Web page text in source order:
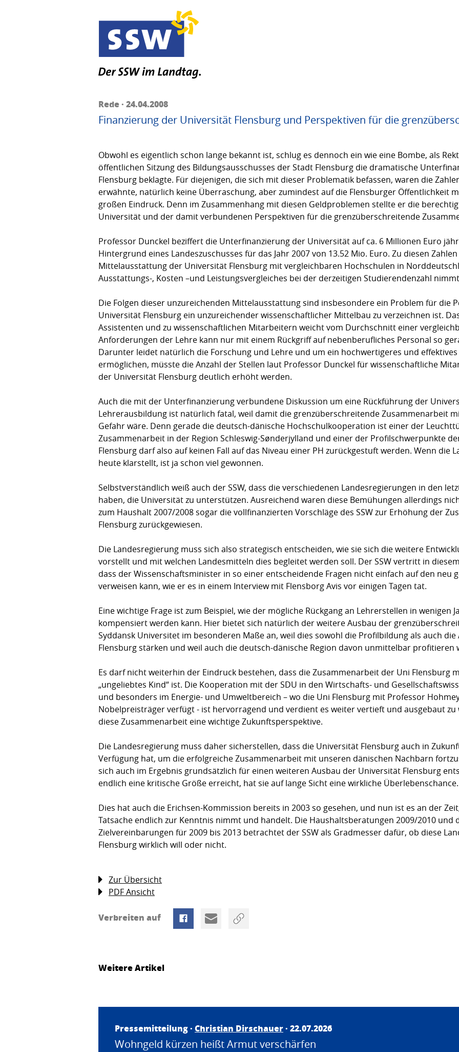
Rede · 24.04.2008
Finanzierung der Universität Flensburg und Perspektiven für die
Obwohl es eigentlich schon lange bekannt ist, schlug es dennoch ein wie eine Bombe, als
öffentlichen Sitzung des Bildungsausschusses der Stadt Flensburg die dramatische
Flensburg beklagte. Für diejenigen, die sich mit dieser Problematik befassen, waren die
erwähnte, natürlich keine Überraschung, aber zumindest auf die Flensburger Öffentlichkeit
großen Eindruck. Denn im Zusammenhang mit diesen Geldproblemen stellte er die
Universität und der damit verbundenen Perspektiven für die grenzüberschreitende
Professor Dunckel beziffert die Unterfinanzierung der Universität auf ca. 6 Millionen Euro
Hintergrund eines Landeszuschusses für das Jahr 2007 von 13.52 Mio. Euro. Zu diesen
Mittelausstattung der Universität Flensburg mit vergleichbaren Hochschulen in
Ausstattungs-, Kosten –und Leistungsvergleiches bei der derzeitigen Studierendenzahl
Die Folgen dieser unzureichenden Mittelausstattung sind insbesondere ein Problem für die
Universität Flensburg ein unzureichender wissenschaftlicher Mittelbau zu verzeichnen ist.
Assistenten und zu wissenschaftlichen Mitarbeitern weicht vom Durchschnitt einer
Anforderungen der Lehre kann nur mit einem Rückgriff auf nebenberufliches Personal so
Darunter leidet natürlich die Forschung und Lehre und um ein hochwertigeres und effektives
ermöglichen, müsste die Anzahl der Stellen laut Professor Dunckel für wissenschaftliche
der Universität Flensburg deutlich erhöht werden.
Auch die mit der Unterfinanzierung verbundene Diskussion um eine Rückführung der
Lehrerausbildung ist natürlich fatal, weil damit die grenzüberschreitende Zusammenarbeit
Gefahr wäre. Denn gerade die deutsch-dänische Hochschulkooperation ist einer der
Zusammenarbeit in der Region Schleswig-Sønderjylland und einer der Profilschwerpunkte
Flensburg darf also auf keinen Fall auf das Niveau einer PH zurückgestuft werden. Wenn die
heute klarstellt, ist ja schon viel gewonnen.
Selbstverständlich weiß auch der SSW, dass die verschiedenen Landesregierungen in den
haben, die Universität zu unterstützen. Ausreichend waren diese Bemühungen allerdings
zum Haushalt 2007/2008 sogar die vollfinanzierten Vorschläge des SSW zur Erhöhung der
Flensburg zurückgewiesen.
Die Landesregierung muss sich also strategisch entscheiden, wie sie sich die weitere
vorstellt und mit welchen Landesmitteln dies begleitet werden soll. Der SSW vertritt in
dass der Wissenschaftsminister in so einer entscheidende Fragen nicht einfach auf den neu
verweisen kann, wie er es in einem Interview mit Flensborg Avis vor einigen Tagen tat.
Eine wichtige Frage ist zum Beispiel, wie der mögliche Rückgang an Lehrerstellen in wenigen
kompensiert werden kann. Hier bietet sich natürlich der weitere Ausbau der
Syddansk Universitet im besonderen Maße an, weil dies sowohl die Profilbildung als auch
Flensburg stärken und weil auch die deutsch-dänische Region davon unmittelbar profitieren
Es darf nicht weiterhin der Eindruck bestehen, dass die Zusammenarbeit der Uni Flensburg
„ungeliebtes Kind“ ist. Die Kooperation mit der SDU in den Wirtschafts- und
und besonders im Energie- und Umweltbereich – wo die Uni Flensburg mit Professor
Nobelpreisträger verfügt - ist hervorragend und verdient es weiter vertieft und ausgebaut zu
diese Zusammenarbeit eine wichtige Zukunftsperspektive.
Die Landesregierung muss daher sicherstellen, dass die Universität Flensburg auch in
Verfügung hat, um die erfolgreiche Zusammenarbeit mit unseren dänischen Nachbarn
sich auch im Ergebnis grundsätzlich für einen weiteren Ausbau der Universität Flensburg
endlich eine kritische Größe erreicht, hat sie auf lange Sicht eine wirkliche Überlebenschance.
Dies hat auch die Erichsen-Kommission bereits in 2003 so gesehen, und nun ist es an der
Tatsache endlich zur Kenntnis nimmt und handelt. Die Haushaltsberatungen 2009/2010 und
Zielvereinbarungen für 2009 bis 2013 betrachtet der SSW als Gradmesser dafür, ob diese
Flensburg wirklich will oder nicht.
Zur Übersicht
PDF Ansicht
Verbreiten auf
Weitere Artikel
Pressemitteilung · Christian Dirschauer· 22.07.2026
Wohngeld kürzen heißt Armut verschärfen